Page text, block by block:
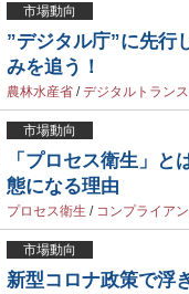
市場動向
”デジタル庁”に先行
みを追う！
農林水産省 /デジタルトラン
市場動向
「プロセス衛生」
態になる理由
プロセス衛生 / コンプライア
市場動向
新型コロナ政策で浮